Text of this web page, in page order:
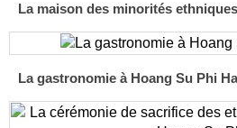
La maison des minorités
La gastronomie à Hoang Su Phi